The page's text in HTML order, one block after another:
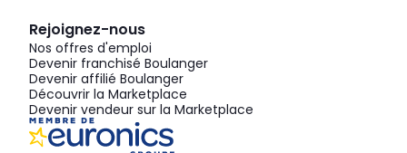
Rejoignez-nous
Nos offres d'emploi
Devenir franchisé Boulanger
Devenir affilié Boulanger
Découvrir la Marketplace
Devenir vendeur sur la Marketplace